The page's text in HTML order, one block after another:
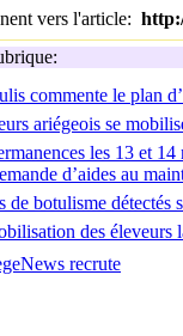
vers l'article:
commente le plan
ariégeois se
les 13 et
d’aides au
de botulisme
des éleveurs
recrute